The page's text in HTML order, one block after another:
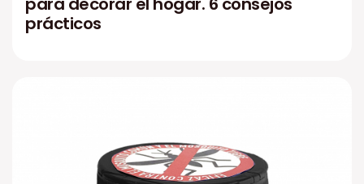
prácticos